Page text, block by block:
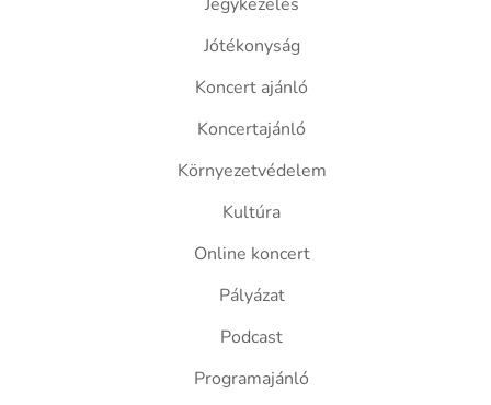
Jótékonyság
Koncert ajánló
Koncertajánló
Környezetvédelem
Kultúra
Online koncert
Pályázat
Podcast
Programajánló